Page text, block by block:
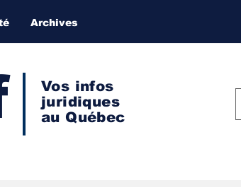
Archives
Vos infos
juridiques
au Québec